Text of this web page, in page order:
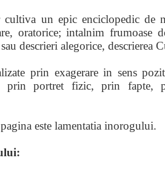
un epic enciclopedic de
oratorice; intalnim frumoase
descrieri alegorice, descrierea
prin exagerare in sens
prin portret fizic, prin fapte,
este lamentatia inorogului.